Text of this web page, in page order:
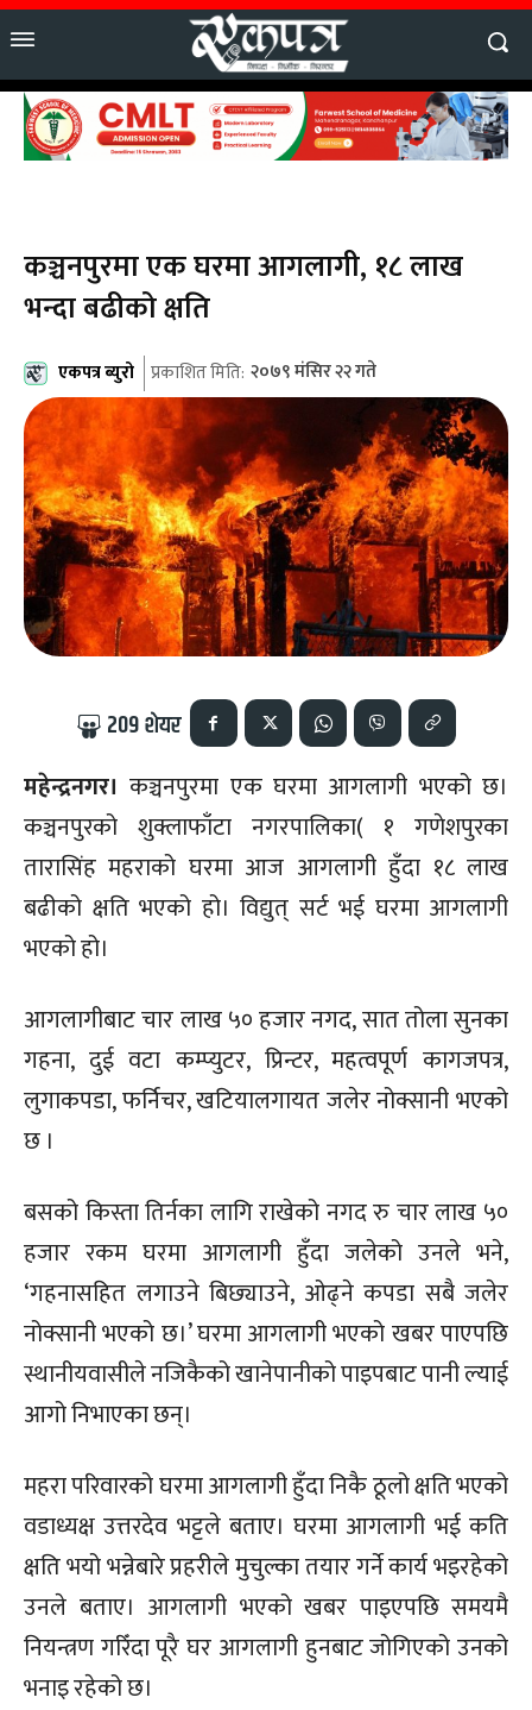
कञ्चनपुरमा एक घरमा आगलागी, १८ लाख
भन्दा बढीको क्षति
एकपत्र ब्युरो प्रकाशित मिति: २०७९ मंसिर २२ गते
209शेयर
महेन्द्रनगर। कञ्चनपुरमा एक घरमा आगलागी भएको छ।
कञ्चनपुरको शुक्लाफाँटा नगरपालिका( १ गणेशपुरका
तारासिंह महराको घरमा आज आगलागी हुँदा १८ लाख
बढीको क्षति भएको हो। विद्युत् सर्ट भई घरमा आगलागी
भएको हो।
आगलागीबाट चार लाख ५० हजार नगद, सात तोला सुनका
गहना, दुई वटा कम्प्युटर, प्रिन्टर, महत्वपूर्ण कागजपत्र,
लुगाकपडा, फर्निचर, खटियालगायत जलेर नोक्सानी भएको
छ ।
बसको किस्ता तिर्नका लागि राखेको नगद रु चार लाख ५०
हजार रकम घरमा आगलागी हुँदा जलेको उनले भने,
‘गहनासहित लगाउने बिछ्याउने, ओढ्ने कपडा सबै जलेर
नोक्सानी भएको छ।’ घरमा आगलागी भएको खबर पाएपछि
स्थानीयवासीले नजिकैको खानेपानीको पाइपबाट पानी ल्याई
आगो निभाएका छन्।
महरा परिवारको घरमा आगलागी हुँदा निकै ठूलो क्षति भएको
वडाध्यक्ष उत्तरदेव भट्टले बताए। घरमा आगलागी भई कति
क्षति भयो भन्नेबारे प्रहरीले मुचुल्का तयार गर्ने कार्य भइरहेको
उनले बताए। आगलागी भएको खबर पाइएपछि समयमै
नियन्त्रण गरिँदा पूरै घर आगलागी हुनबाट जोगिएको उनको
भनाइ रहेको छ।